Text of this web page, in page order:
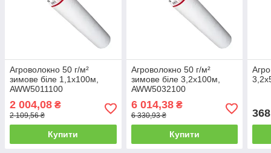
Агроволокно 50 г/м²
зимове біле 1,1х100м,
AWW5011100
2 004,08 ₴
2 109,56 ₴
Купити
Агроволокно 50 г/м²
зимове біле 3,2х100м,
AWW5032100
6 014,38₴
6 330,93 ₴
Купити